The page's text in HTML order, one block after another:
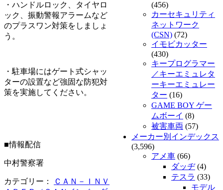
・ハンドルロック、タイヤロ
ック、振動警報アラームなど
のプラスワン対策をしましょ
う。
・駐車場にはゲート式シャッ
ターの設置など強固な防犯対
策を実施してください。
■情報配信
中村警察署
カテゴリー：
ＣＡＮ－ＩＮＶ
(456)
カーセキュリティ
ネットワーク
(CSN) (72)
イモビカッター
(430)
キープログラマー
／キーエミュレタ
ーキーエミュレー
ター (16)
GAME BOY ゲー
ムボーイ (8)
被害車両 (57)
メーカー別インデックス
(3,596)
アメ車 (66)
ダッヂ(4)
テスラ (33)
モデル